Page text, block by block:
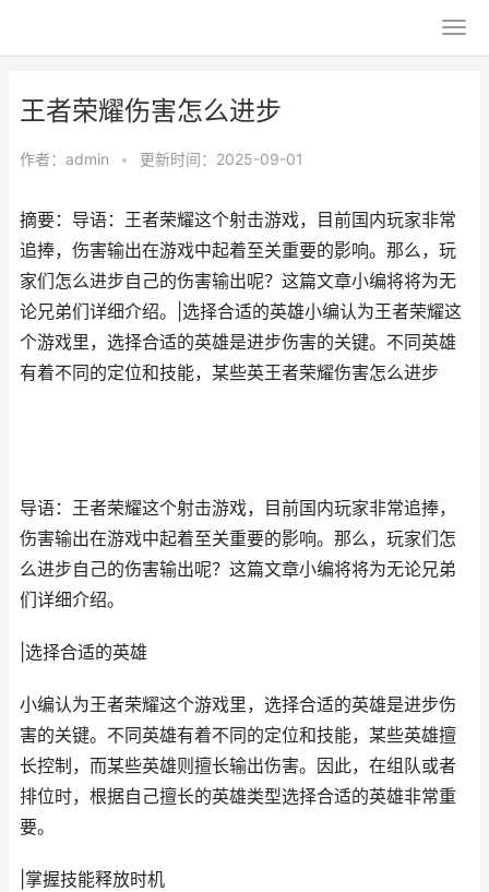
王者荣耀伤害怎么进步
作者： admin • 更新时间：2025-09-01
摘要：导语：王者荣耀这个射击游戏，目前国内玩家非常
追捧，伤害输出在游戏中起着至关重要的影响。那么，玩
家们怎么进步自己的伤害输出呢？这篇文章小编将将为无
论兄弟们详细介绍。|选择合适的英雄小编认为王者荣耀这
个游戏里，选择合适的英雄是进步伤害的关键。不同英雄
有着不同的定位和技能，某些英王者荣耀伤害怎么进步
导语：王者荣耀这个射击游戏，目前国内玩家非常追捧，
伤害输出在游戏中起着至关重要的影响。那么，玩家们怎
么进步自己的伤害输出呢？这篇文章小编将将为无论兄弟
们详细介绍。
|选择合适的英雄
小编认为王者荣耀这个游戏里，选择合适的英雄是进步伤
害的关键。不同英雄有着不同的定位和技能，某些英雄擅
长控制，而某些英雄则擅长输出伤害。因此，在组队或者
排位时，根据自己擅长的英雄类型选择合适的英雄非常重
要。
|掌握技能释放时机